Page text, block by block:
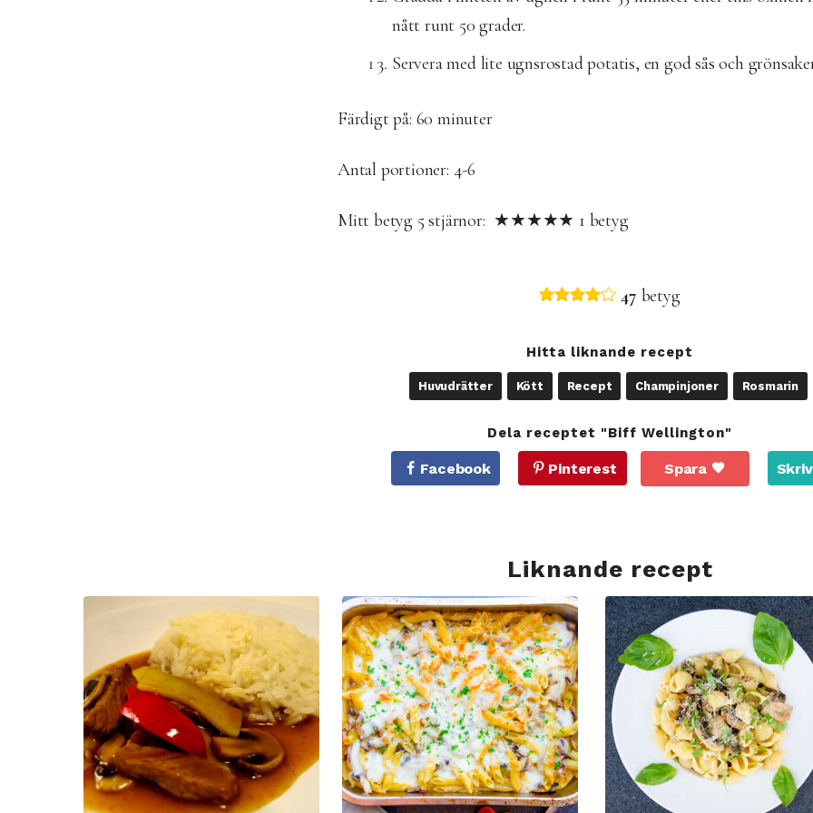
nått runt 50 grader.
Servera med lite ugnsrostad potatis, en god sås och
Färdigt på: 60 minuter
Antal portioner: 4-6
Mitt betyg 5stjärnor: ★★★★★ 1 betyg
47 betyg
Hitta liknande recept
Huvudrätter Kött Recept Champinjoner Rosmarin
Dela receptet "Biff Wellington"
Facebook Pinterest Spara
Liknande recept